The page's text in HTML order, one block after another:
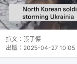
撰文： 張子傑
出版： 2025-04-27 10:05